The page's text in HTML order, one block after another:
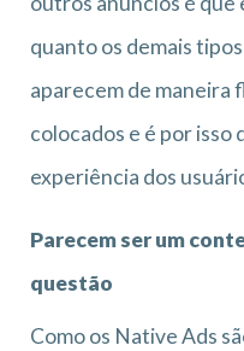
quanto os demais
aparecem de maneira
colocados e é por isso
experiência dos
Parecem ser um
questão
Como os Native Ads